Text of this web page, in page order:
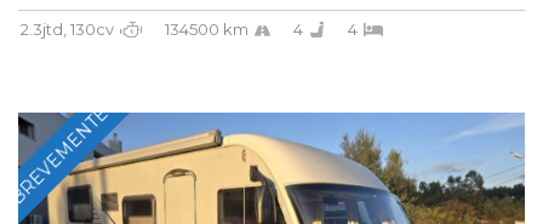
2.3jtd, 130cv 134500 km 4 4
BREVEMENTE